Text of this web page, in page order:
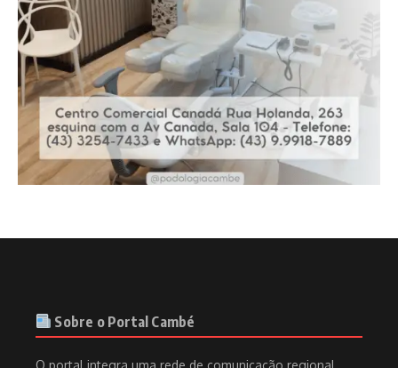
Sobre o Portal Cambé
O portal integra uma rede de comunicação regional,